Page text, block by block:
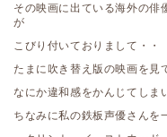
その映画に出ている海外の俳
が
こびり付いておりまして・・
たまに吹き替え版の映画を見
なにか違和感をかんじてしま
ちなみに私の鉄板声優さんを